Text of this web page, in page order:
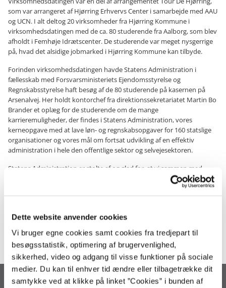
Dette website anvender cookies
Vi bruger egne cookies samt cookies fra tredjepart til
besøgsstatistik, optimering af brugervenlighed,
sikkerhed, video og adgang til visse funktioner på sociale
medier. Du kan til enhver tid ændre eller tilbagetrække dit
samtykke ved at klikke på linket ”Cookies” i bunden af
som var arrangeret af Hjørring Erhvervs Center i samarbejde med AAU
og UCN. I alt deltog 20 virksomheder fra Hjørring Kommune i
virksomhedsdatingen med de ca. 80 studerende fra Aalborg, som blev
afholdt i Femhøje Idrætscenter. De studerende var meget nysgerrige
på, hvad det alsidige jobmarked i Hjørring Kommune kan tilbyde.
Forinden virksomhedsdatingen havde Statens Administration i
fællesskab med Forsvarsministeriets Ejendomsstyrelse og
Regnskabsstyrelse haft besøg af de 80 studerende på kasernen på
Arsenalvej. Her holdt kontorchef fra direktionssekretariatet Martin Bo
Brander et oplæg for de studerende om de mange
karrieremuligheder, der findes i Statens Administration, vores
kerneopgave med at lave løn- og regnskabsopgaver for 160 statslige
organisationer og vores mål om fortsat udvikling af en effektiv
administration i hele den offentlige sektor og selvejesektoren.
Statens Administration er stolte af og glad for, at vi sammen med
mange andre virksomheder kan være med til at bidrage til
studerende fra AAU og UCN for en rigtig spændende og god dag i
Statens Administration